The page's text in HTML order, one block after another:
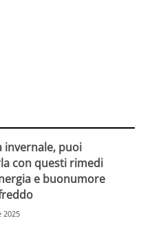
invernale, puoi
con questi rimedi
e buonumore
2025